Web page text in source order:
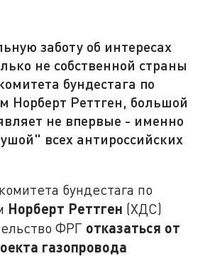
заботу об интересах
не собственной страны
бундестага по
Норберт Реттген, большой
не впервые - именно
всех антироссийских
бундестага по
Норберт Реттген (ХДС)
ФРГ отказаться от
газопровода